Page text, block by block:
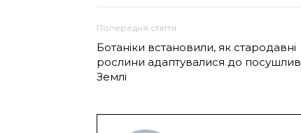
Попередня стаття
Ботаніки встановили, як стародавні
рослини адаптувалися до
Землі